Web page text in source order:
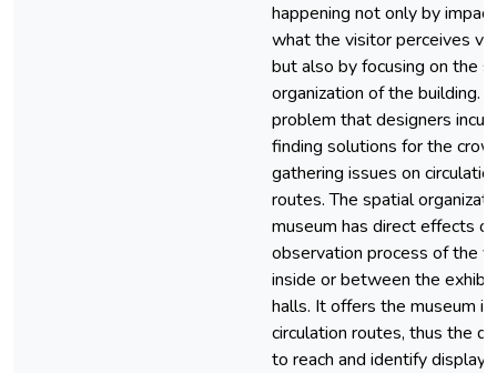
happening not only by
what the visitor perceives
but also by focusing on the
organization of the building.
problem that designers incur
finding solutions for the
gathering issues on
routes. The spatial
museum has direct effects
observation process of the
inside or between the
halls. It offers the museum
circulation routes, thus the
to reach and identify